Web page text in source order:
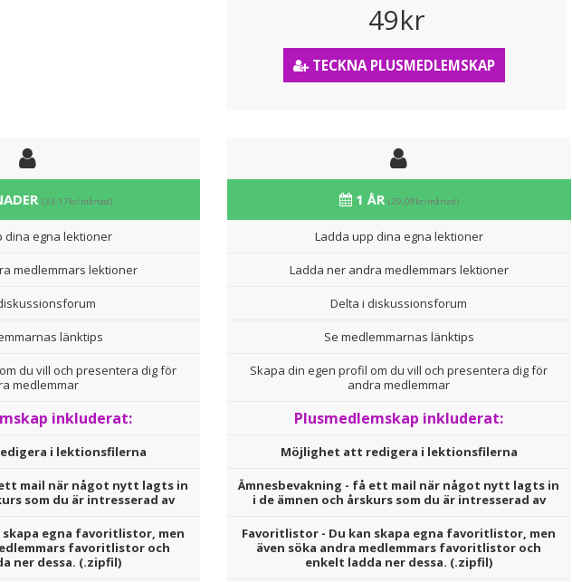
49kr
TECKNA PLUSMEDLEMSKAP
(33,17kr/månad)
dina egna lektioner
medlemmars lektioner
länktips
du vill och presentera dig för
medlemmar
inkluderat:
i lektionsfilerna
mail när något nytt lagts in
som du är intresserad av
egna favoritlistor, men
favoritlistor och
ner dessa. (.zipfil)
1 ÅR (29,08kr/månad)
Ladda upp dina egna lektioner
Ladda ner andra medlemmars lektioner
Delta i diskussionsforum
Se medlemmarnas länktips
Skapa din egen profil om du vill och presentera dig för
andra medlemmar
Plusmedlemskap inkluderat:
Möjlighet att redigera i lektionsfilerna
Ämnesbevakning - få ett mail när något nytt lagts in
i de ämnen och årskurs som du är intresserad av
Favoritlistor - Du kan skapa egna favoritlistor, men
även söka andra medlemmars favoritlistor och
enkelt ladda ner dessa. (.zipfil)